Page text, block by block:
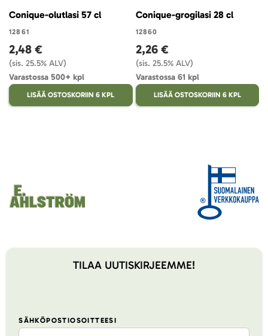
Conique-olutlasi 57 cl
12861
2,48 €
(sis. 25.5% ALV)
Varastossa 500+ kpl
LISÄÄ OSTOSKORIIN 6 KPL
Conique-grogilasi 28 cl
12860
2,26 €
(sis. 25.5% ALV)
Varastossa 61 kpl
LISÄÄ OSTOSKORIIN 6 KPL
TILAA UUTISKIRJEEMME!
SÄHKÖPOSTIOSOITTEESI